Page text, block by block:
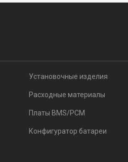
Установочные изделия
Расходные материалы
Платы BMS/PCM
Конфигуратор батареи